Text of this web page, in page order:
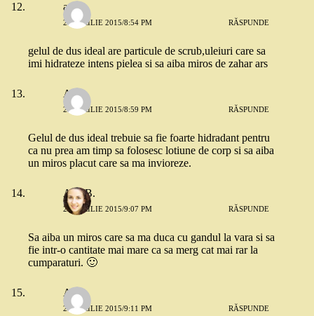
anca
23 APRILIE 2015/8:54 PM RĂSPUNDE
gelul de dus ideal are particule de scrub,uleiuri care sa
imi hidrateze intens pielea si sa aiba miros de zahar ars
Anda
23 APRILIE 2015/8:59 PM RĂSPUNDE
Gelul de dus ideal trebuie sa fie foarte hidradant pentru
ca nu prea am timp sa folosesc lotiune de corp si sa aiba
un miros placut care sa ma invioreze.
Ana B.
23 APRILIE 2015/9:07 PM RĂSPUNDE
Sa aiba un miros care sa ma duca cu gandul la vara si sa
fie intr-o cantitate mai mare ca sa merg cat mai rar la
cumparaturi. 🙂
Anca
23 APRILIE 2015/9:11 PM RĂSPUNDE